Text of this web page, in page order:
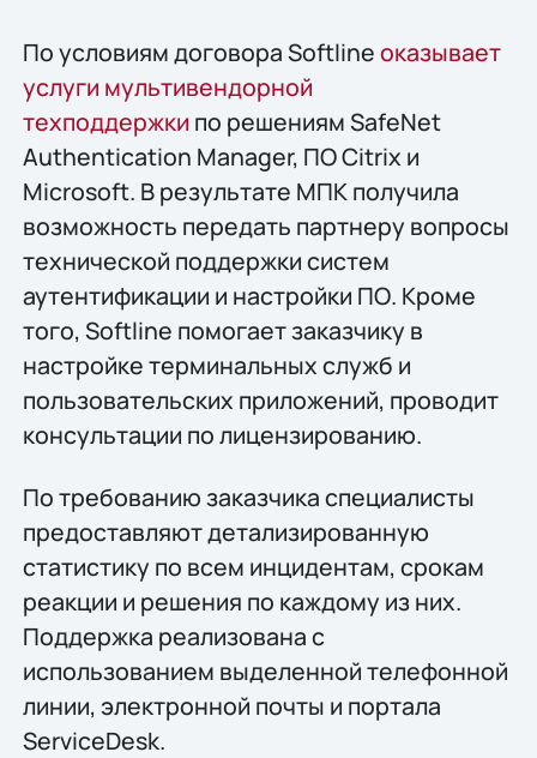
По условиям договора Softlineоказывает
услуги мультивендорной
техподдержки по решениям SafeNet
Authentication Manager, ПО Citrix и
Microsoft. В результате МПК получила
возможность передать партнеру вопросы
технической поддержки систем
аутентификации и настройки ПО. Кроме
того, Softline помогает заказчику в
настройке терминальных служб и
пользовательских приложений, проводит
консультации по лицензированию.
По требованию заказчика специалисты
предоставляют детализированную
статистику по всем инцидентам, срокам
реакции и решения по каждому из них.
Поддержка реализована с
использованием выделенной телефонной
линии, электронной почты и портала
ServiceDesk.